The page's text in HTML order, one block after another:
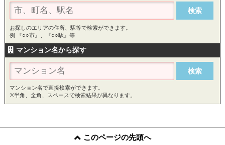
お探しのエリアの住所、駅等で検索ができます。
例 『○○市』、『○○駅』等
マンション名から探す
マンション名で直接検索ができます。
※半角、全角、スペースで検索結果が異なります。
このページの先頭へ